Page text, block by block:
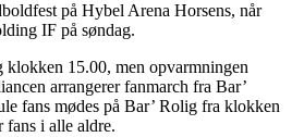
på Hybel Arena Horsens, når
IF på søndag.
15.00, men opvarmningen
arrangerer fanmarch fra Bar’
fans mødes på Bar’ Rolig fra klokken
fans i alle aldre.